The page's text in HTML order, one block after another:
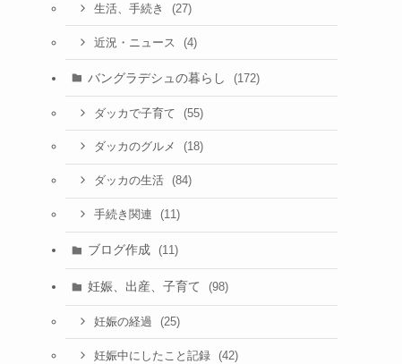
生活、手続き (27)
近況・ニュース (4)
バングラデシュの暮らし (172)
ダッカで子育て (55)
ダッカのグルメ (18)
ダッカの生活 (84)
手続き関連 (11)
ブログ作成 (11)
妊娠、出産、子育て (98)
妊娠の経過 (25)
妊娠中にしたこと記録 (42)